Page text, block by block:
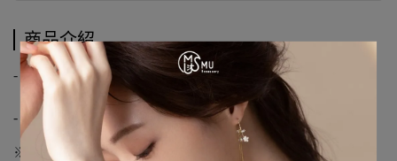
商品介紹
-
【優尼聖運動聯盟】
-
※購物須知※